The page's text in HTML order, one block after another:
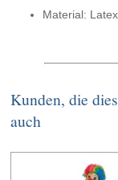
Material: Latex
Kunden, die
auch